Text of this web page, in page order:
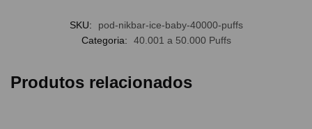
SKU:
pod-nikbar-ice-baby-40000-puffs
Categoria:
40.001 a 50.000 Puffs
Produtos relacionados